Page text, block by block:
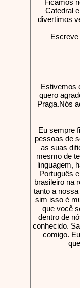
Ficamos
Catedral
divertimos
Estivemos
quero
Praga.Nós
Eu sempre
pessoas de
as suas
mesmo de
linguagem,
Português
brasileiro na
tanto a
sim isso é
que você
dentro de
conhecido.
comigo.